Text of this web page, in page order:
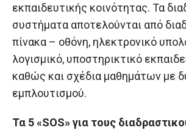
εκπαιδευτικής κοινότητας. Τα
συστήματα αποτελούνται από
πίνακα – οθόνη, ηλεκτρονικό
λογισμικό, υποστηρικτικό
καθώς και σχέδια μαθημάτων με
εμπλουτισμού.
Τα 5 «SOS» για τους